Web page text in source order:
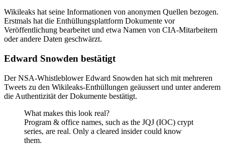
Wikileaks hat seine Informationen von anonymen Quellen bezogen.
Erstmals hat die Enthüllungsplattform Dokumente vor
Veröffentlichung bearbeitet und etwa Namen von CIA-Mitarbeitern
oder andere Daten geschwärzt.
Edward Snowden bestätigt
Der NSA-Whistleblower Edward Snowden hat sich mit mehreren
Tweets zu den Wikileaks-Enthüllungen geäussert und unter anderem
die Authentizität der Dokumente bestätigt.
What makes this look real?
Program & office names, such as the JQJ (IOC) crypt
series, are real. Only a cleared insider could know
them.